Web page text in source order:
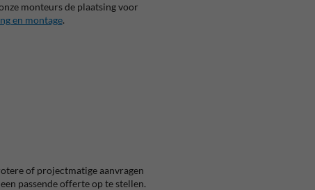
monteurs de plaatsing voor
en montage.
of projectmatige aanvragen
passende offerte op te stellen.